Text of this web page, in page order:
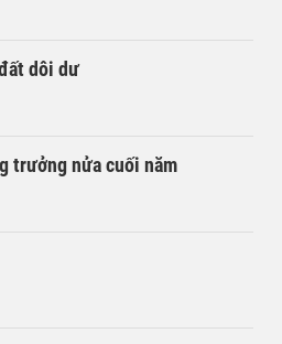
dôi dư
trưởng nửa cuối năm